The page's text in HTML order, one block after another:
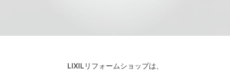
LIXILリフォームショップは、